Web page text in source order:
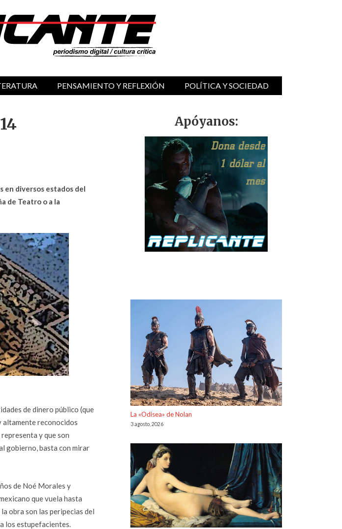
PENSAMIENTO Y REFLEXIÓN POLÍTICA Y SOCIEDAD
en diversos estados del
de Teatro o a la
de dinero público (que
altamente reconocidos
y que son
gobierno, basta con mirar
de Noé Morales y
que vuela hasta
obra son las peripecias del
los estupefacientes.
Apóyanos:
La «Odisea» de Nolan
3 agosto, 2026